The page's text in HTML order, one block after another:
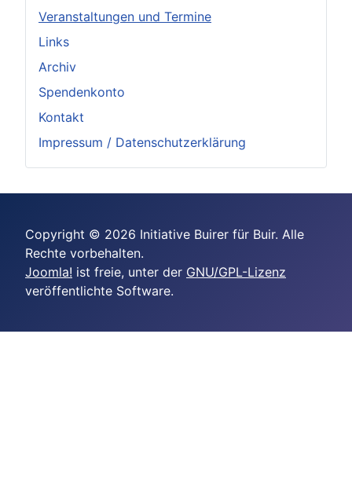
Veranstaltungen und Termine
Links
Archiv
Spendenkonto
Kontakt
Impressum / Datenschutzerklärung
Copyright © 2026 Initiative Buirer für Buir. Alle
Rechte vorbehalten.
Joomla! ist freie, unter der GNU/GPL-Lizenz
veröffentlichte Software.